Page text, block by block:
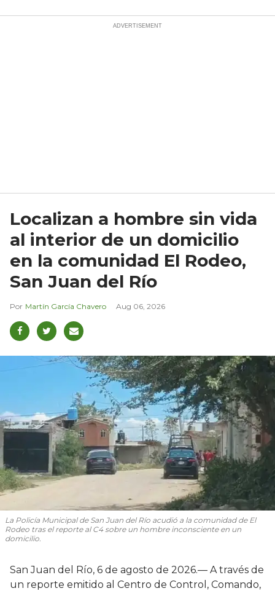
Localizan a hombre sin vida
al interior de un domicilio
en la comunidad El Rodeo,
San Juan del Río
Martín García Chavero Aug 06, 2026
La Policía Municipal de San Juan del Río acudió a la comunidad de El
Rodeo tras el reporte al C4 sobre un hombre inconsciente en un
domicilio.
San Juan del Río, 6 de agosto de 2026.— A través de
un reporte emitido al Centro de Control, Comando,